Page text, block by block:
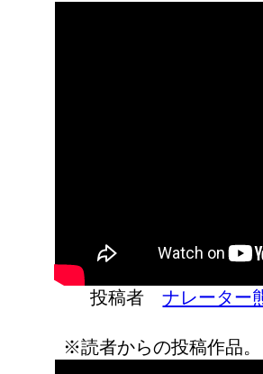
投稿者ナレーター
※読者からの投稿作品